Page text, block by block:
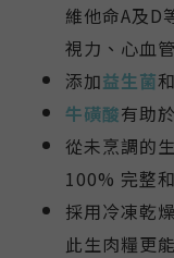
維他命A及D
視力、心血
添加益生菌
牛磺酸有助
從未烹調的
100% 完整
採用冷凍乾
此生肉糧更